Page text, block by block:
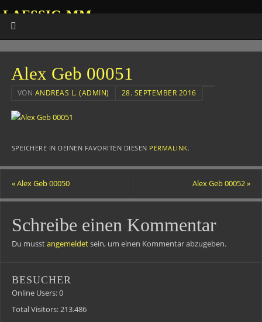
LAESSIG-MM
Alex Geb 00051
VON ANDREAS L. (ADMIN) 28. SEPTEMBER 2016
SPEICHERE IN DEINEN FAVORITEN DIESEN PERMALINK.
«Alex Geb 00050 Alex Geb 00052»
Schreibe einen Kommentar
Du musstangemeldetsein, um einen Kommentar abzugeben.
BESUCHER
Online Users:0
Total Visitors:213.486